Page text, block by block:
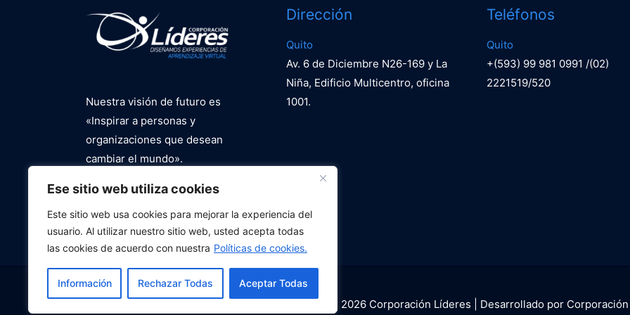
Ese sitio web utiliza cookies
Este sitio web usa cookies para mejorar la experiencia del
usuario. Al utilizar nuestro sitio web, usted acepta todas
las cookies de acuerdo con nuestra Políticas de cookies.
Información Rechazar Todas Aceptar Todas
Nuestra visión de futuro es
«Inspirar a personas y
organizaciones que desean
cambiar el mundo».
Política de Privacidad
Dirección
Quito
Av. 6 de Diciembre N26-169 y La
Niña, Edificio Multicentro, oficina
1001.
Teléfonos
Quito
+(593) 99 981 0991 /(02)
2221519/520
Copyright © 2026 Corporación Lí­deres | Desarrollado por